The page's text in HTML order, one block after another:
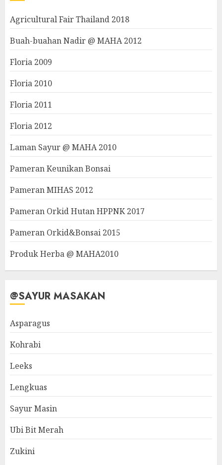
Agricultural Fair Thailand 2018
Buah-buahan Nadir @ MAHA 2012
Floria 2009
Floria 2010
Floria 2011
Floria 2012
Laman Sayur @ MAHA 2010
Pameran Keunikan Bonsai
Pameran MIHAS 2012
Pameran Orkid Hutan HPPNK 2017
Pameran Orkid&Bonsai 2015
Produk Herba @ MAHA2010
@SAYUR MASAKAN
Asparagus
Kohrabi
Leeks
Lengkuas
Sayur Masin
Ubi Bit Merah
Zukini